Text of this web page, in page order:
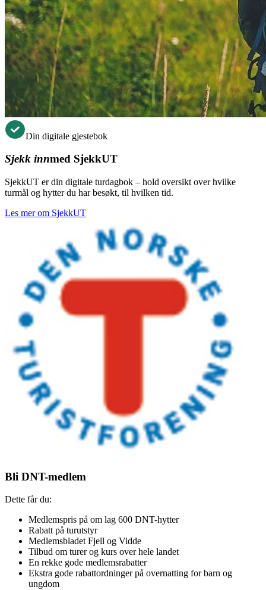
Din digitale gjestebok
Sjekk innmed SjekkUT
SjekkUT er din digitale turdagbok – hold oversikt over hvilke
turmål og hytter du har besøkt, til hvilken tid.
Les mer om SjekkUT
Bli DNT-medlem
Dette får du:
Medlemspris på om lag 600 DNT-hytter
Rabatt på turutstyr
Medlemsbladet Fjell og Vidde
Tilbud om turer og kurs over hele landet
En rekke gode medlemsrabatter
Ekstra gode rabattordninger på overnatting for barn og
ungdom